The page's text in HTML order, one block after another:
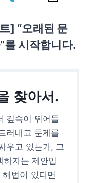
] “오래된 문
를 시작합니다.
찾아서.
깊숙이 뛰어들
러내고 문제를
우고 있는가, 그
하자는 제안입
법이 있다면